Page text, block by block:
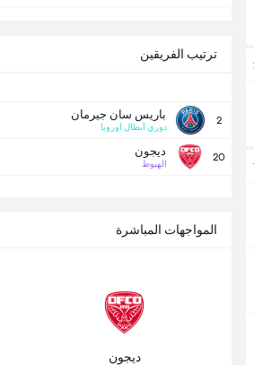
ترتيب الفريقين
2 باريس سان جيرمان
دوري أبطال اوروبا
20 ديجون
الهبوط
المواجهات المباشرة
ديجون